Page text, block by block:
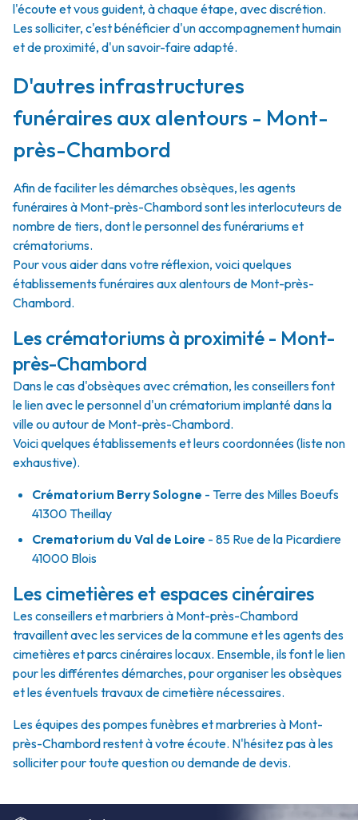
l'écoute et vous guident, à chaque étape, avec discrétion.
Les solliciter, c'est bénéficier d'un accompagnement humain
et de proximité, d'un savoir-faire adapté.
D'autres infrastructures
funéraires aux alentours - Mont-
près-Chambord
Afin de faciliter les démarches obsèques, les agents
funéraires à Mont-près-Chambord sont les interlocuteurs de
nombre de tiers, dont le personnel des funérariums et
crématoriums.
Pour vous aider dans votre réflexion, voici quelques
établissements funéraires aux alentours de Mont-près-
Chambord.
Les crématoriums à proximité - Mont-
près-Chambord
Dans le cas d'obsèques avec crémation, les conseillers font
le lien avec le personnel d'un crématorium implanté dans la
ville ou autour de Mont-près-Chambord.
Voici quelques établissements et leurs coordonnées (liste non
exhaustive).
Crématorium Berry Sologne - Terre des Milles Boeufs
41300 Theillay
Crematorium du Val de Loire - 85 Rue de la Picardiere
41000 Blois
Les cimetières et espaces cinéraires
Les conseillers et marbriers à Mont-près-Chambord
travaillent avec les services de la commune et les agents des
cimetières et parcs cinéraires locaux. Ensemble, ils font le lien
pour les différentes démarches, pour organiser les obsèques
et les éventuels travaux de cimetière nécessaires.
Les équipes des pompes funèbres et marbreries à Mont-
près-Chambord restent à votre écoute. N'hésitez pas à les
solliciter pour toute question ou demande de devis.